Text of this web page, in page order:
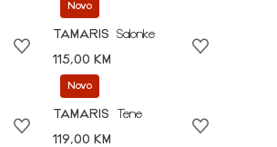
Novo
TAMARIS
Salonke
115,00 KM
Novo
TAMARIS
Tene
119,00 KM